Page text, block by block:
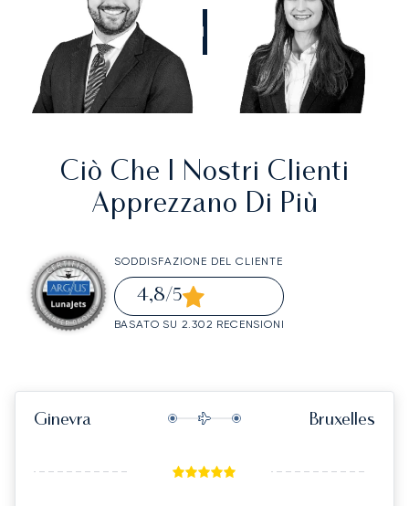
CHIAMATECI
Ciò Che I Nostri Clienti
Apprezzano Di Più
SODDISFAZIONE DEL CLIENTE
4,8/5
BASATO SU 2.302 RECENSIONI
Ginevra Bruxelles